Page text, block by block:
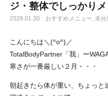
ジ・整体でしっかり
2026.01.30 おすすめメニュー 未分
こんにちは＼(^o^)／
TotalBodyPartner「我」ー
寒さが一番厳しい２月・・・
朝起きたら体が重い、ちょっと